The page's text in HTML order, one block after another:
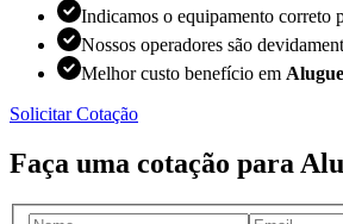
Indicamos o equipamento correto
Nossos operadores são
Melhor custo benefício em
Solicitar Cotação
Faça uma cotação para